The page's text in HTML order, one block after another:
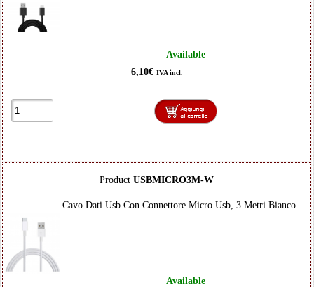
Available
6,10€ IVA incl.
Product USBMICRO3M-W
Cavo Dati Usb Con Connettore Micro Usb, 3 Metri Bianco
Available